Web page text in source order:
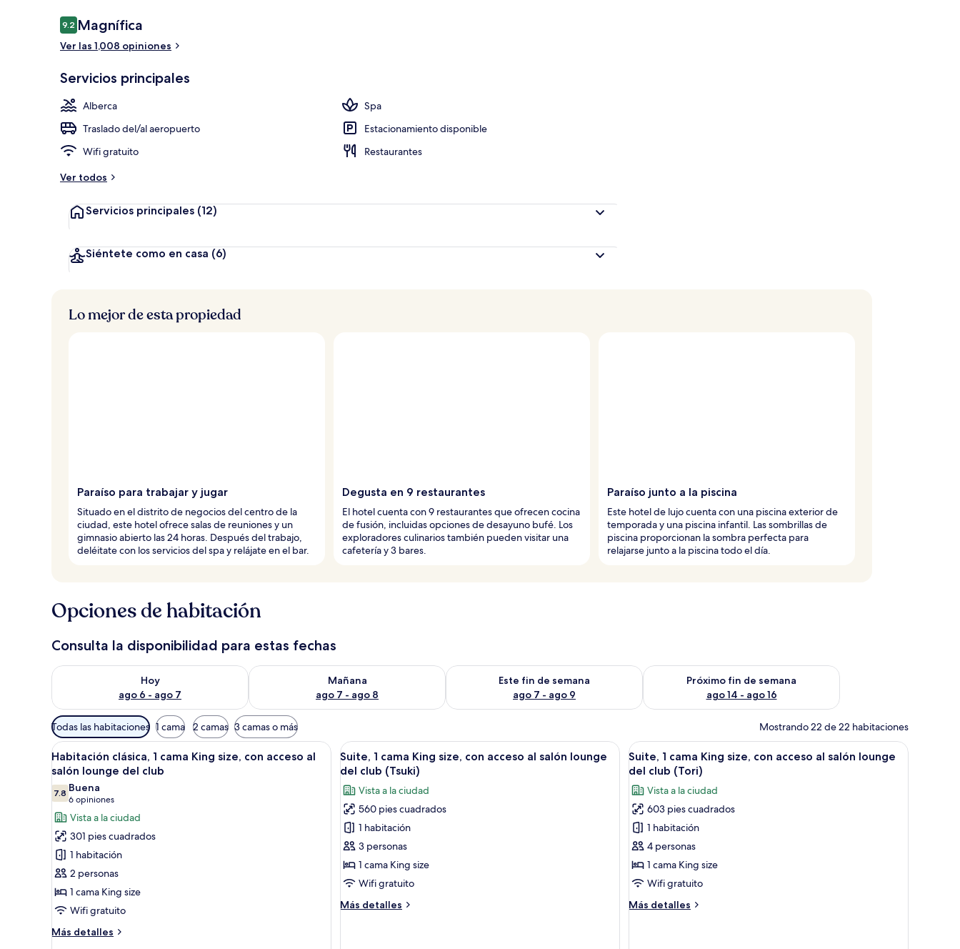
Opiniones
9.29.2 de 10,
Magnífica
Ver las 1,008 opiniones
Servicios principales
Alberca
Spa
Traslado del/al aeropuerto
Estacionamiento disponible
Wifi gratuito
Restaurantes
Ver todos
Servicios principales (12)
Siéntete como en casa (6)
Lo mejor de esta propiedad
Paraíso para trabajar y jugar
Situado en el distrito de negocios del centro de la
ciudad, este hotel ofrece salas de reuniones y un
gimnasio abierto las 24 horas. Después del trabajo,
deléitate con los servicios del spa y relájate en el bar.
Degusta en 9 restaurantes
El hotel cuenta con 9 restaurantes que ofrecen cocina
de fusión, incluidas opciones de desayuno bufé. Los
exploradores culinarios también pueden visitar una
cafetería y 3 bares.
Paraíso junto a la piscina
Este hotel de lujo cuenta con una piscina exterior de
temporada y una piscina infantil. Las sombrillas de
piscina proporcionan la sombra perfecta para
relajarse junto a la piscina todo el día.
Opciones de habitación
Consulta la disponibilidad para estas fechas
Hoy
ago 6 - ago 7
Consulta la disponibilidad para hoy ago 6 - ago 7
Mañana
ago 7 - ago 8
Consulta la disponibilidad para mañana ago 7 - ago 8
Este fin de semana
ago 7 - ago 9
Consulta la disponibilidad para este fin de semana ago 7 - ago 9
Próximo fin de semana
ago 14 - ago 16
Consulta la disponibilidad para el próximo fin de semana ago
Filtros
disponibles
para
las
habitaciones
Todas las habitaciones 1 cama 2 camas 3 camas o más Mostrando 22 de 22 habitaciones
Abrir
todas
las
fotos
de
Habitación
clásica,
cama
King
size,
con
1 habitación, minibar y caja de seguridad en la habitación
7
Habitación clásica, 1 cama King size, con acceso al
salón lounge del club
7.87.8 de 10
Buena
6 opiniones
(6
opiniones)
Vista a la ciudad
301 pies cuadrados
1 habitación
2 personas
1 cama King size
Wifi gratuito
Más detalles
Más
Abrir
todas
las
fotos
de
Suite,
1
cama
King
con
1 habitación, minibar y caja de seguridad en la habitación
11
Suite, 1 cama King size, con acceso al salón lounge
del club (Tsuki)
Vista a la ciudad
560 pies cuadrados
1 habitación
3 personas
1 cama King size
Wifi gratuito
Más detalles
Más
Abrir
todas
las
fotos
de
Suite,
1
cama
King
con
1 habitación, minibar y caja de seguridad en
9
Suite, 1 cama King size, con acceso al salón lounge
del club (Tori)
Vista a la ciudad
603 pies cuadrados
1 habitación
4 personas
1 cama King size
Wifi gratuito
Más detalles
Más